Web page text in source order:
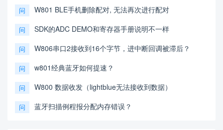
问 W801 BLE手机删除配对, 无法再次进行配对
问 SDK的ADC DEMO和寄存器手册说明不一样
问 W806串口2接收到16个字节，进中断回调被滞后？
问 w801经典蓝牙如何提速？
问 W800 数据收发（lightblue无法接收到数据）
问 蓝牙扫描例程报分配内存错误？